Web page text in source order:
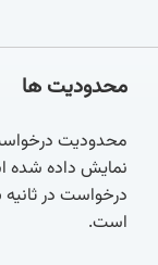
محدودیت ها
است.